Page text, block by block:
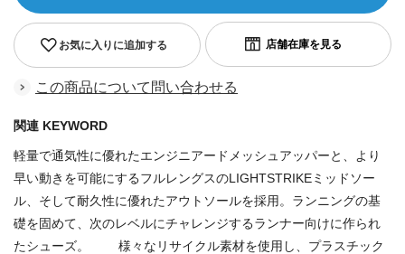
お気に入りに追加する
この商品について問い合わせる
関連 KEYWORD
軽量で通気性に優れたエンジニアードメッシュアッパーと、より
早い動きを可能にするフルレングスのLIGHTSTRIKEミッドソー
ル、そして耐久性に優れたアウトソールを採用。ランニングの基
礎を固めて、次のレベルにチャレンジするランナー向けに作られ
たシューズ。 様々なリサイクル素材を使用し、プラスチック